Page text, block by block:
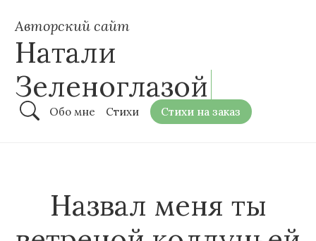
Авторский сайт
Натали
Зеленоглазой
Обо мне Стихи Стихи на заказ
Назвал меня ты